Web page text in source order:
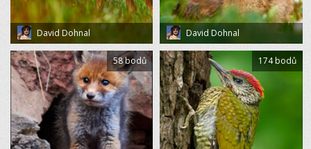
David Dohnal David Dohnal
58 bodů 174 bodů